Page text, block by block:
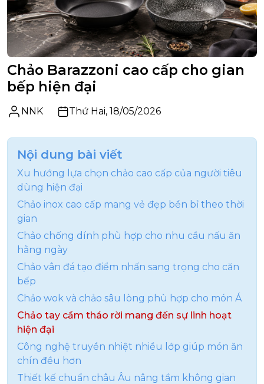
Chảo Barazzoni cao cấp cho gian
bếp hiện đại
NNK Thứ Hai, 18/05/2026
Nội dung bài viết
Xu hướng lựa chọn chảo cao cấp của người tiêu
dùng hiện đại
Chảo inox cao cấp mang vẻ đẹp bền bỉ theo thời
gian
Chảo chống dính phù hợp cho nhu cầu nấu ăn
hằng ngày
Chảo vân đá tạo điểm nhấn sang trọng cho căn
bếp
Chảo wok và chảo sâu lòng phù hợp cho món Á
Chảo tay cầm tháo rời mang đến sự linh hoạt
hiện đại
Công nghệ truyền nhiệt nhiều lớp giúp món ăn
chín đều hơn
Thiết kế chuẩn châu Âu nâng tầm không gian
Thiết kế chuẩn châu Âu nâng tầm không gian bếp
Vì sao chảo cao cấp ngày càng được yêu thích